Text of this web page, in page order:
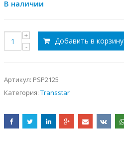
В наличии
Добавить в корзину
Артикул: PSP2125
Категория: Transstar